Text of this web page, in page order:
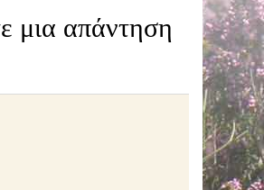
μια απάντηση